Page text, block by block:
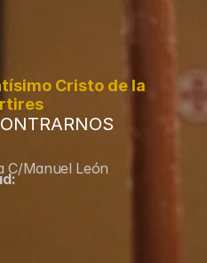
Cristo de la
C/Manuel León